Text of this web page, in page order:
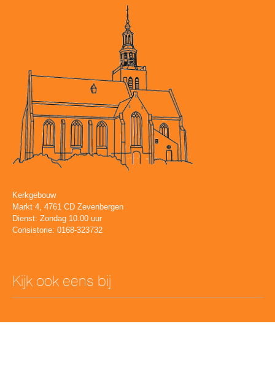
Kerkgebouw
Markt 4, 4761 CD Zevenbergen
Dienst: Zondag 10.00 uur
Consistorie: 0168-323732
Kijk ook eens bij